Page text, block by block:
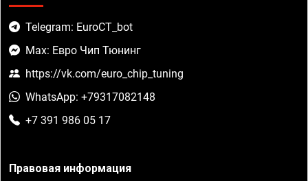
Telegram: EuroCT_bot
Max: Евро Чип Тюнинг
https://vk.com/euro_chip_tuning
WhatsApp: +79317082148
+7 391 986 05 17
Правовая информация